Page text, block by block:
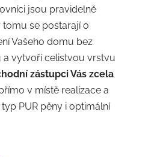
jsou pravidelně
tomu se postarají o
Vašeho domu bez
a vytvoří celistvou vrstvu
zástupci Vás zcela
v místě realizace a
PUR pěny i optimální